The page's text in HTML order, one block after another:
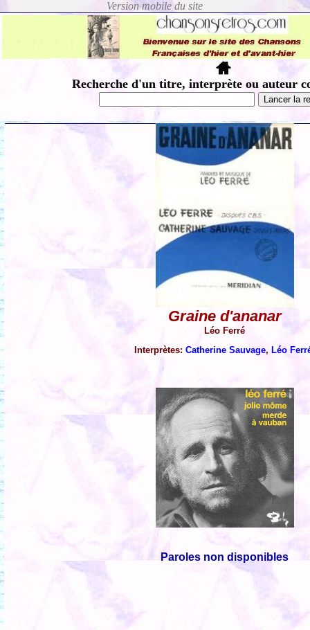
Recherche d'un titre, interprète ou auteur
Graine d'ananar
Léo Ferré
Interprètes:Catherine Sauvage, Léo
Paroles non disponibles